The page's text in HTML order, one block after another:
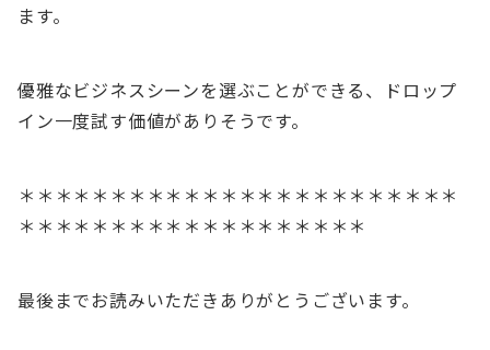
ます。
優雅なビジネスシーンを選ぶことができる、ドロップ
イン一度試す価値がありそうです。
＊＊＊＊＊＊＊＊＊＊＊＊＊＊＊＊＊＊＊＊＊＊＊＊
＊＊＊＊＊＊＊＊＊＊＊＊＊＊＊＊＊＊＊
最後までお読みいただきありがとうございます。